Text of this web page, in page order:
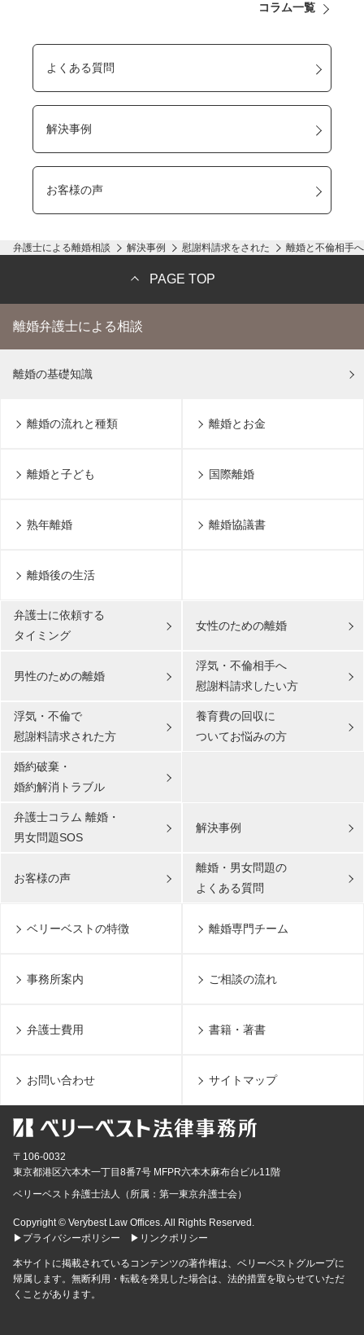
コラム一覧
よくある質問
解決事例
お客様の声
弁護士による離婚相談 解決事例 慰謝料請求をされた 離婚と不倫相手
PAGE TOP
離婚弁護士による相談
離婚の基礎知識
離婚の流れと種類 離婚とお金
離婚と子ども 国際離婚
熟年離婚 離婚協議書
離婚後の生活
弁護士に依頼する
タイミング
女性のための離婚
男性のための離婚
浮気・不倫相手へ
慰謝料請求したい方
浮気・不倫で
慰謝料請求された方
養育費の回収に
ついてお悩みの方
婚約破棄・
婚約解消トラブル
弁護士コラム 離婚・
男女問題SOS
解決事例
お客様の声
離婚・男女問題の
よくある質問
ベリーベストの特徴 離婚専門チーム
事務所案内 ご相談の流れ
弁護士費用 書籍・著書
お問い合わせ サイトマップ
〒106-0032
東京都港区六本木一丁目8番7号 MFPR六本木麻布台ビル11階
ベリーベスト弁護士法人（所属：第一東京弁護士会）
Copyright © Verybest Law Offices. All Rights Reserved.
▶プライバシーポリシー
▶リンクポリシー
本サイトに掲載されているコンテンツの著作権は、ベリーベストグループに
帰属します。無断利用・転載を発見した場合は、法的措置を取らせていただ
くことがあります。